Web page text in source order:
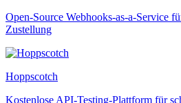
Open-Source Webhooks-as-a-Service
Zustellung
Hoppscotch
Kostenlose API-Testing-Plattform für